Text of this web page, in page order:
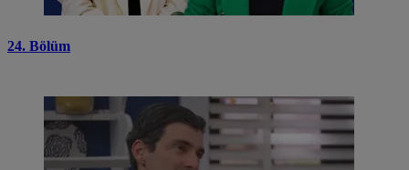
24. Bölüm